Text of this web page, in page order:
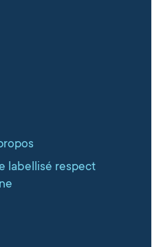
labellisé respect